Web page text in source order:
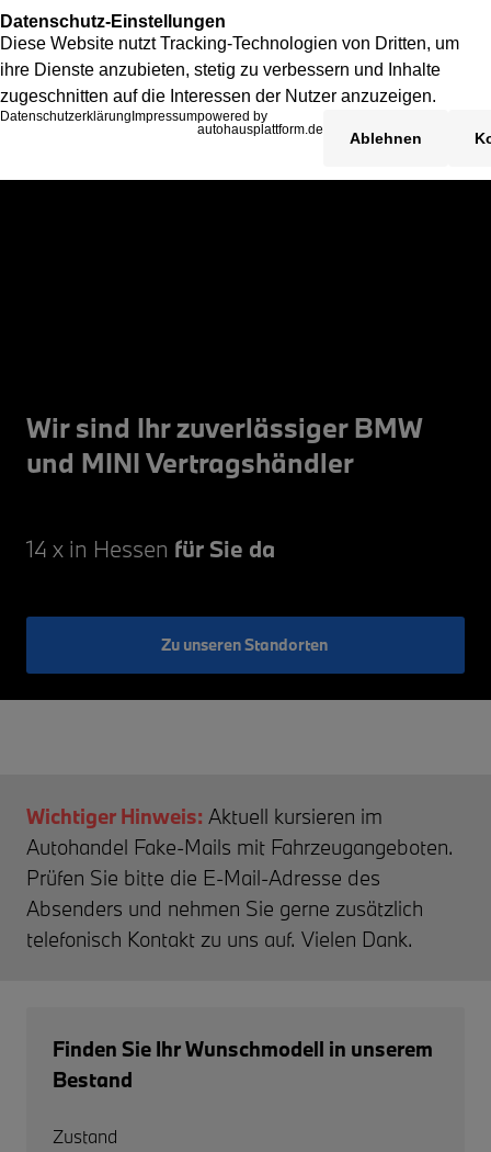
Wir sind Ihr zuverlässiger BMW
und MINI Vertragshändler
14 x in Hessen für Sie da
Zu unseren Standorten
Wichtiger Hinweis: Aktuell kursieren im
Autohandel Fake-Mails mit Fahrzeugangeboten.
Prüfen Sie bitte die E-Mail-Adresse des
Absenders und nehmen Sie gerne zusätzlich
telefonisch Kontakt zu uns auf. Vielen Dank.
Finden Sie Ihr Wunschmodell in unserem
Bestand
Zustand